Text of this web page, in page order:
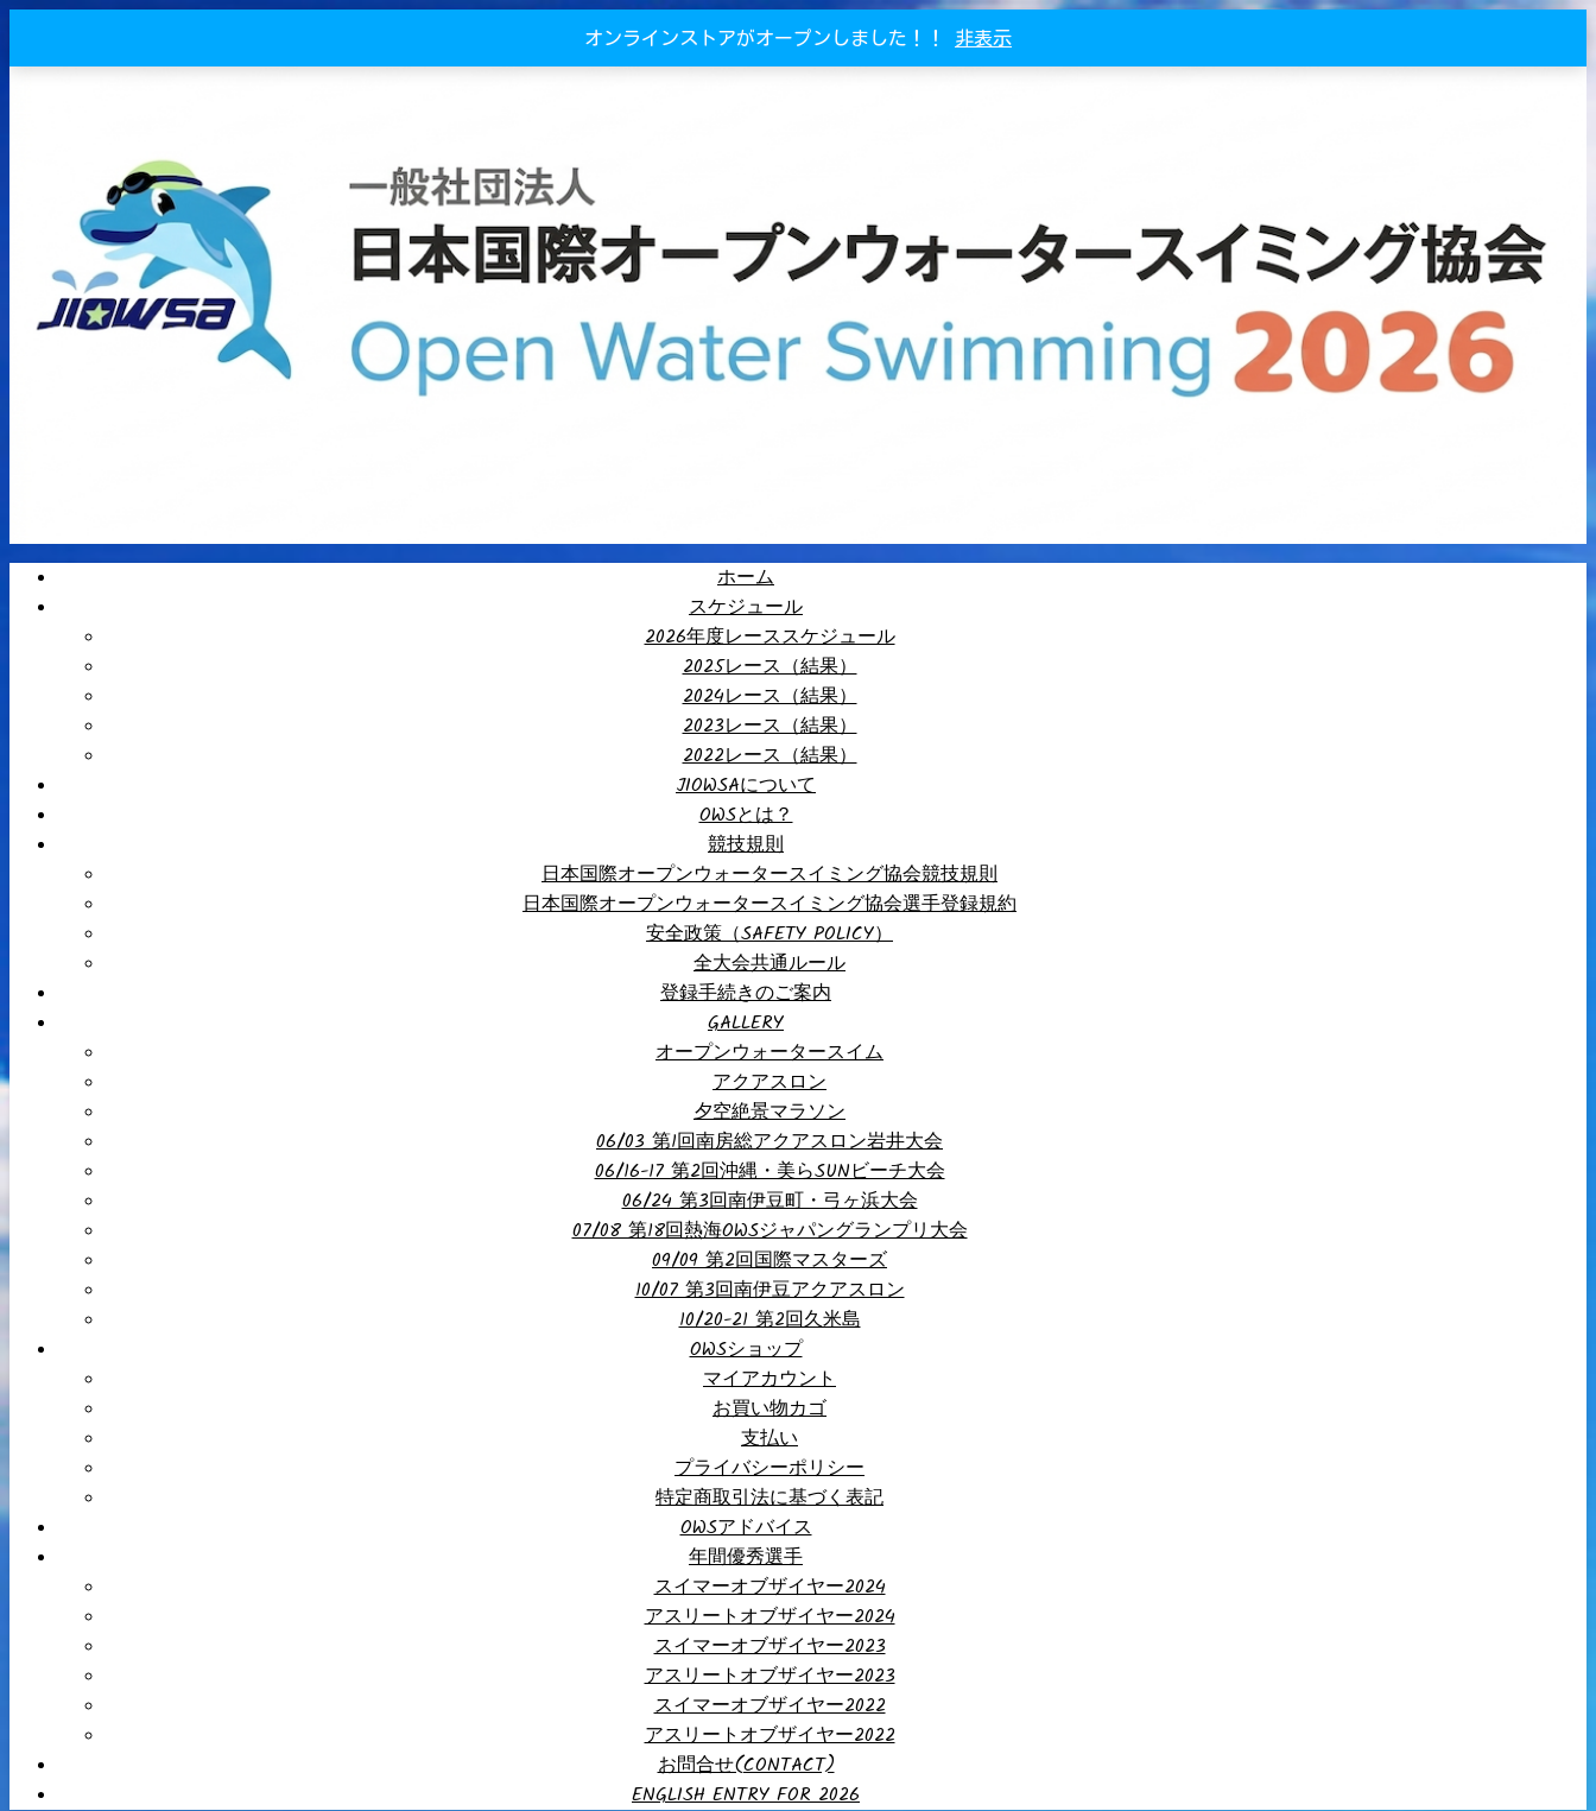
オンラインストアがオープンしました！！ 非表示
ホーム
スケジュール
2026年度レーススケジュール
2025レース（結果）
2024レース（結果）
2023レース（結果）
2022レース（結果）
JIOWSAについて
OWSとは？
競技規則
日本国際オープンウォータースイミング協会競技規則
日本国際オープンウォータースイミング協会選手登録規約
安全政策（SAFETY POLICY）
全大会共通ルール
登録手続きのご案内
GALLERY
オープンウォータースイム
アクアスロン
夕空絶景マラソン
06/03 第1回南房総アクアスロン岩井大会
06/16-17 第2回沖縄・美らSUNビーチ大会
06/24 第3回南伊豆町・弓ヶ浜大会
07/08 第18回熱海OWSジャパングランプリ大会
09/09 第2回国際マスターズ
10/07 第3回南伊豆アクアスロン
10/20-21 第2回久米島
OWSショップ
マイアカウント
お買い物カゴ
支払い
プライバシーポリシー
特定商取引法に基づく表記
OWSアドバイス
年間優秀選手
スイマーオブザイヤー2024
アスリートオブザイヤー2024
スイマーオブザイヤー2023
アスリートオブザイヤー2023
スイマーオブザイヤー2022
アスリートオブザイヤー2022
お問合せ(CONTACT)
ENGLISH ENTRY FOR 2026